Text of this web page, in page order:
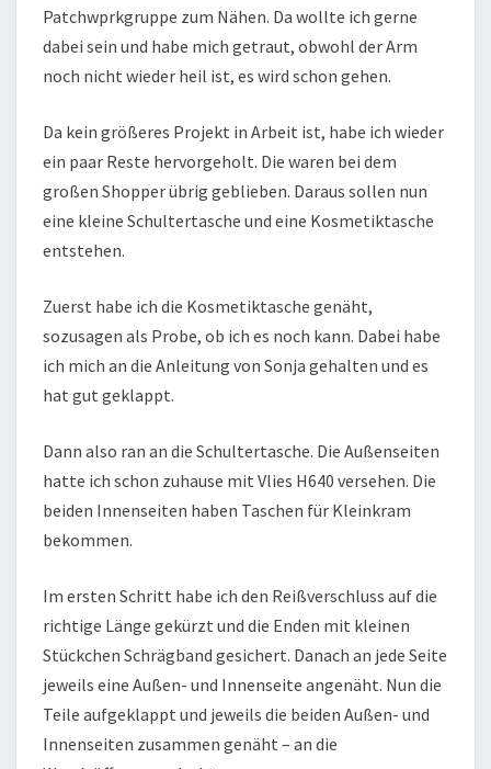
Patchwprkgruppe zum Nähen. Da wollte ich gerne
dabei sein und habe mich getraut, obwohl der Arm
noch nicht wieder heil ist, es wird schon gehen.
Da kein größeres Projekt in Arbeit ist, habe ich wieder
ein paar Reste hervorgeholt. Die waren bei dem
großen Shopper übrig geblieben. Daraus sollen nun
eine kleine Schultertasche und eine Kosmetiktasche
entstehen.
Zuerst habe ich die Kosmetiktasche genäht,
sozusagen als Probe, ob ich es noch kann. Dabei habe
ich mich an die Anleitung von Sonja gehalten und es
hat gut geklappt.
Dann also ran an die Schultertasche. Die Außenseiten
hatte ich schon zuhause mit Vlies H640 versehen. Die
beiden Innenseiten haben Taschen für Kleinkram
bekommen.
Im ersten Schritt habe ich den Reißverschluss auf die
richtige Länge gekürzt und die Enden mit kleinen
Stückchen Schrägband gesichert. Danach an jede Seite
jeweils eine Außen- und Innenseite angenäht. Nun die
Teile aufgeklappt und jeweils die beiden Außen- und
Innenseiten zusammen genäht – an die